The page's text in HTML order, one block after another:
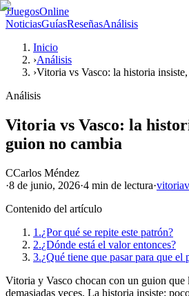
JJuegosOnline
NoticiasGuíasReseñasAnálisis
Inicio
›Análisis
›Vitoria vs Vasco: la historia
Análisis
Vitoria vs Vasco: la
guion no cambia
CCarlos Méndez
·8 de junio, 2026·4 min de lectura·vitoria
Contenido del artículo
1.¿Por qué se repite este patrón?
2.¿Dónde está el valor entonces?
3.¿Qué tiene que pasar para que el
Vitoria y Vasco chocan con un guion que
demasiadas veces. La historia insiste: